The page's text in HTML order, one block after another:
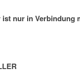
nur in Verbindung